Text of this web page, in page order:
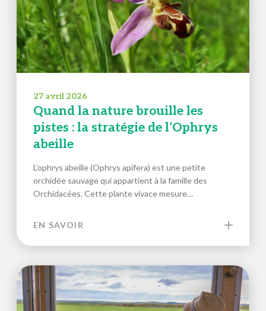
27 avril 2026
Quand la nature brouille les
pistes : la stratégie de l’Ophrys
abeille
L’ophrys abeille (Ophrys apifera) est une petite
orchidée sauvage qui appartient à la famille des
Orchidacées. Cette plante vivace mesure…
EN SAVOIR